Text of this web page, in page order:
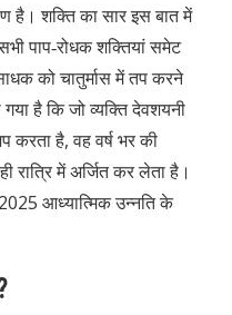
है। शक्ति का सार इस बात में
पाप‑रोधक शक्तियां समेट
को चातुर्मास में तप करने
है कि जो व्यक्ति देवशयनी
करता है, वह वर्ष भर की
रात्रि में अर्जित कर लेता है।
आध्यात्मिक उन्नति के